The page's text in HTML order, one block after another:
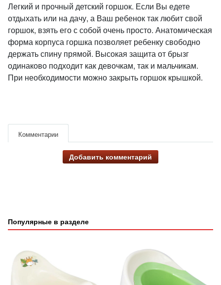
Легкий и прочный детский горшок. Если Вы едете
отдыхать или на дачу, а Ваш ребенок так любит свой
горшок, взять его с собой очень просто. Анатомическая
форма корпуса горшка позволяет ребенку свободно
держать спину прямой. Высокая защита от брызг
одинаково подходит как девочкам, так и мальчикам.
При необходимости можно закрыть горшок крышкой.
Комментарии
Добавить комментарий
Популярные в разделе